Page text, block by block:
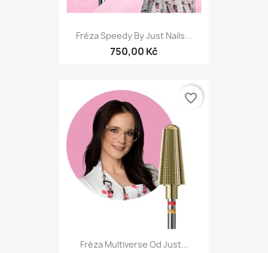
Fréza Speedy By Just Nails...
750,00 Kč
Fréza Multiverse Od Just...
favorite_border